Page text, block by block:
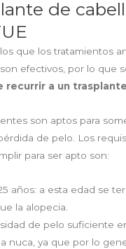
de
que los tratamientos
efectivos, por lo que
recurrir a un
son aptos para
de pelo. Los
para ser apto son:
años: a esta edad se
la alopecia.
de pelo suficiente
nuca, ya que por lo